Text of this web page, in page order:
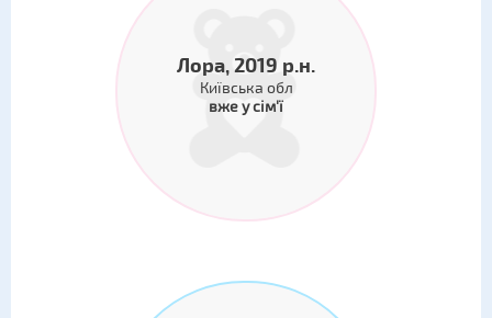
Лора, 2019 р.н.
Київська обл
вже у сім'ї